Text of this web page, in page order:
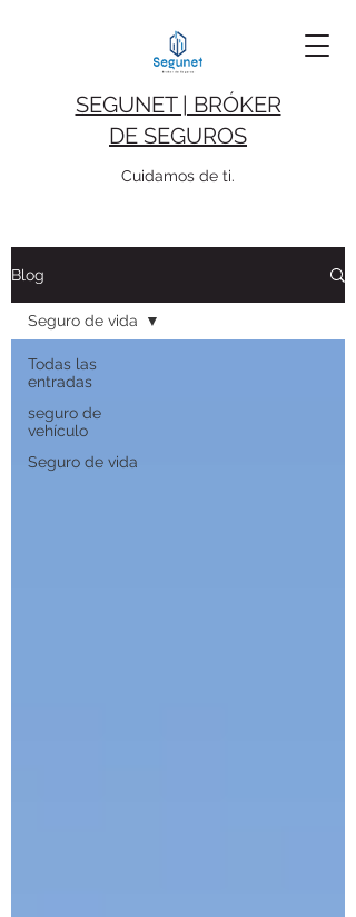
SEGUNET | BRÓKER
DE SEGUROS
Cuidamos de ti.
Blog
Todas las
entradas
seguro de
vehículo
Seguro de vida
Seguro de vida